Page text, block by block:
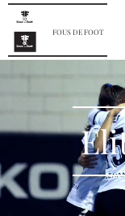
FOUS DE FOOT